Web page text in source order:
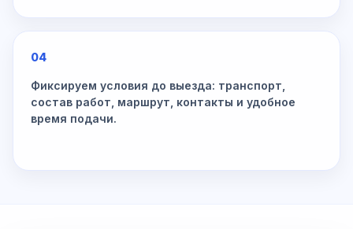
04
Фиксируем условия до выезда: транспорт,
состав работ, маршрут, контакты и удобное
время подачи.